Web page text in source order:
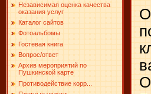
Независимая оценка качества
оказания услуг
Каталог сайтов
Фотоальбомы
Гостевая книга
Вопрос/ответ
Архив мероприятий по
Пушкинской карте
Противодействие корр...